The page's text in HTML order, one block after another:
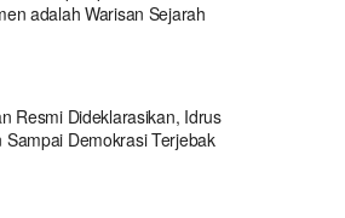
adalah Warisan Sejarah
Resmi Dideklarasikan, Idrus
Demokrasi Terjebak